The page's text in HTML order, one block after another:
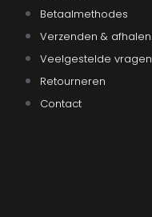
Betaalmethodes
Verzenden & afhalen
Veelgestelde vragen
Retourneren
Contact